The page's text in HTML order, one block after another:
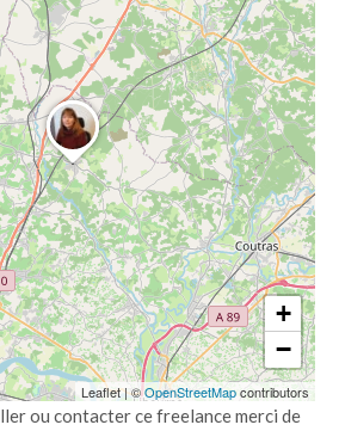
+
−
Leaflet|©OpenStreetMapcontributors
ou contacter ce freelance merci de